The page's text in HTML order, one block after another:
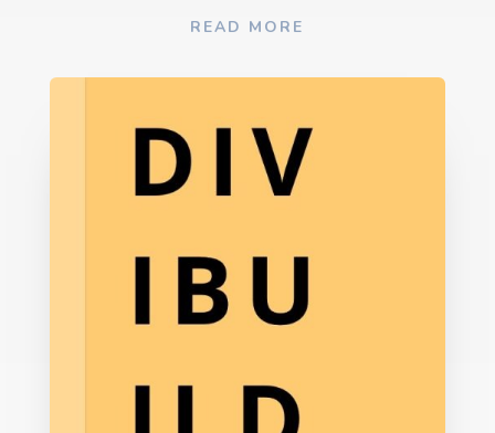
READ MORE